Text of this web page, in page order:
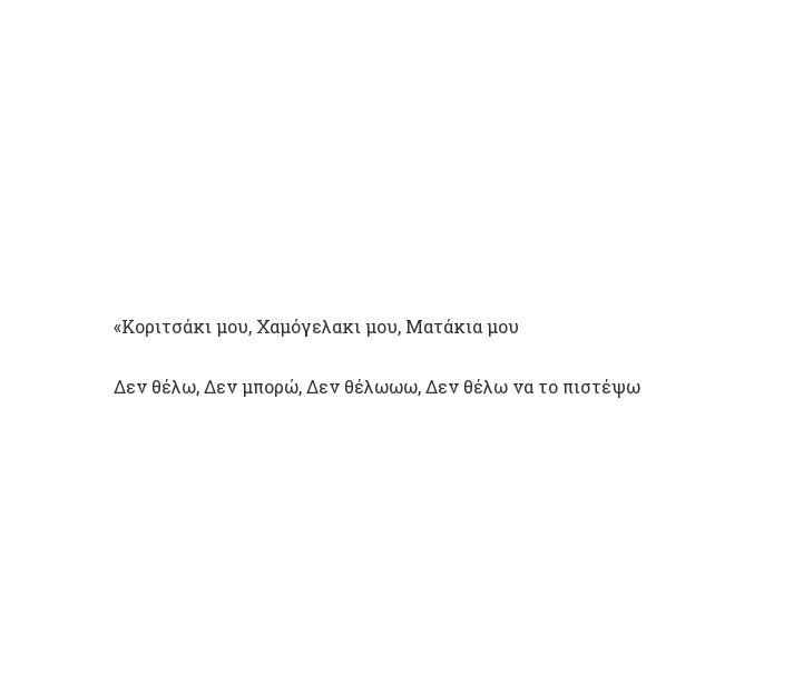
«Κοριτσάκι μου, Χαμόγελακι μου, Ματάκια μου
Δεν θέλω, Δεν μπορώ, Δεν θέλωωω, Δεν θέλω να το πιστέψω